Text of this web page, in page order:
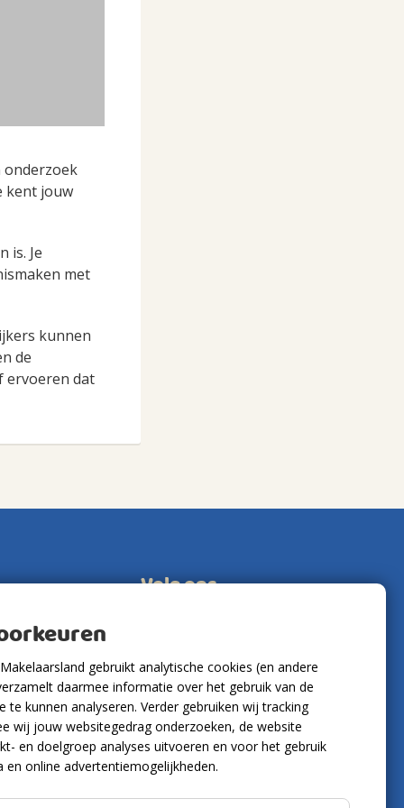
onderzoek
kent jouw
is. Je
met
kunnen
de
ervoeren dat
Volg ons
gebruikt analytische cookies (en andere
daarmee informatie over het gebruik van de
te kunnen analyseren. Verder gebruiken wij tracking
wij jouw websitegedrag onderzoeken, de website
en doelgroep analyses uitvoeren en voor het gebruik
en online advertentiemogelijkheden.